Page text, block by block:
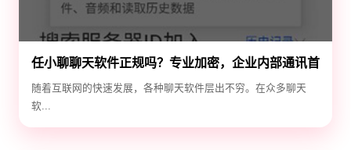
任小聊聊天软件正规吗？专业加密，企业内部通讯首
选！
随着互联网的快速发展，各种聊天软件层出不穷。在众多聊天
软...